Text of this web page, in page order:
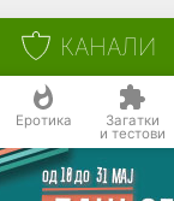
КАНАЛИ
Еротика Загатки
и тестови